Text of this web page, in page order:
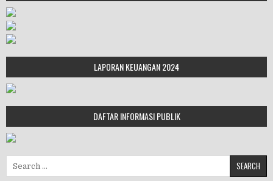
LAPORAN KEUANGAN 2024
DAFTAR INFORMASI PUBLIK